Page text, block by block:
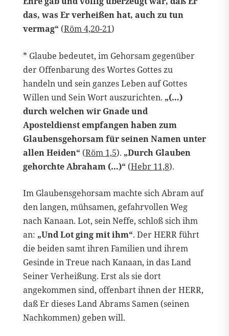
das, was Er verheißen hat, auch zu tun
vermag“ (Röm 4,20-21)
* Glaube bedeutet, im Gehorsam gegenüber
der Offenbarung des Wortes Gottes zu
handeln und sein ganzes Leben auf Gottes
Willen und Sein Wort auszurichten. „(…)
durch welchen wir Gnade und
Aposteldienst empfangen haben zum
Glaubensgehorsam für seinen Namen unter
allen Heiden“ (Röm 1,5). „Durch Glauben
gehorchte Abraham (…)“ (Hebr 11,8).
Im Glaubensgehorsam machte sich Abram auf
den langen, mühsamen, gefahrvollen Weg
nach Kanaan. Lot, sein Neffe, schloß sich ihm
an: „Und Lot ging mit ihm“. Der HERR führt
die beiden samt ihren Familien und ihrem
Gesinde in Treue nach Kanaan, in das Land
Seiner Verheißung. Erst als sie dort
angekommen sind, offenbart ihnen der HERR,
daß Er dieses Land Abrams Samen (seinen
Nachkommen) geben will.